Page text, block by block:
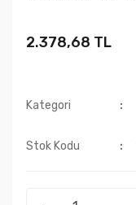
2.378,68 TL
Kategori
Stok Kodu